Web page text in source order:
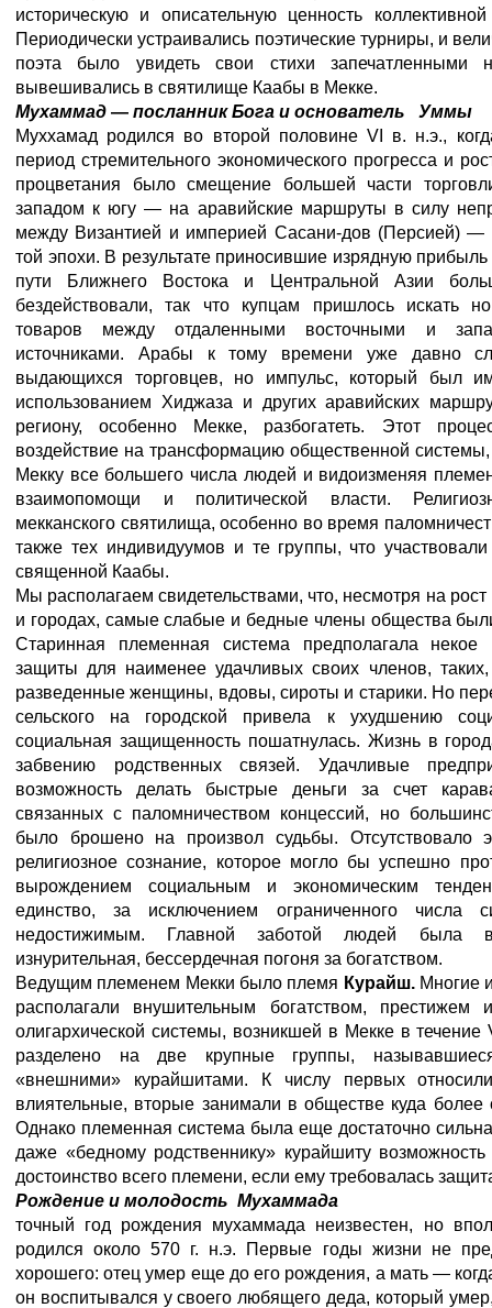
историческую и описательную ценность
Периодически устраивались поэтические турниры, и
поэта было увидеть свои стихи запечатленными
вывешивались в святилище Каабы в Мекке.
Мухаммад — посланник Бога и основатель Уммы
Муххамад родился во второй половине VI в. н.э.,
период стремительного экономического прогресса и
процветания было смещение большей части
западом к югу — на аравийские маршруты в силу
между Византией и империей Сасани-дов (Персией) —
той эпохи. В результате приносившие изрядную
пути Ближнего Востока и Центральной Азии
бездействовали, так что купцам пришлось искать
товаров между отдаленными восточными и
источниками. Арабы к тому времени уже давно
выдающихся торговцев, но импульс, который был
использованием Хиджаза и других аравийских
региону, особенно Мекке, разбогатеть. Этот
воздействие на трансформацию общественной
Мекку все большего числа людей и видоизменяя
взаимопомощи и политической власти.
мекканского святилища, особенно во время
также тех индивидуумов и те группы, что
священной Каабы.
Мы располагаем свидетельствами, что, несмотря на рост
и городах, самые слабые и бедные члены общества
Старинная племенная система предполагала некое
защиты для наименее удачливых своих членов,
разведенные женщины, вдовы, сироты и старики. Но
сельского на городской привела к ухудшению
социальная защищенность пошатнулась. Жизнь в
забвению родственных связей. Удачливые
возможность делать быстрые деньги за счет
связанных с паломничеством концессий, но
было брошено на произвол судьбы. Отсутствовало
религиозное сознание, которое могло бы успешно
вырождением социальным и экономическим
единство, за исключением ограниченного числа
недостижимым. Главной заботой людей была
изнурительная, бессердечная погоня за богатством.
Ведущим племенем Мекки было племя Курайш. Многие
располагали внушительным богатством,
олигархической системы, возникшей в Мекке в
разделено на две крупные группы,
«внешними» курайшитами. К числу первых
влиятельные, вторые занимали в обществе куда более
Однако племенная система была еще достаточно
даже «бедному родственнику» курайшиту
достоинство всего племени, если ему требовалась
Рождение и молодость Мухаммада
точный год рождения мухаммада неизвестен, но
родился около 570 г. н.э. Первые годы жизни не
хорошего: отец умер еще до его рождения, а мать —
он воспитывался у своего любящего деда, который